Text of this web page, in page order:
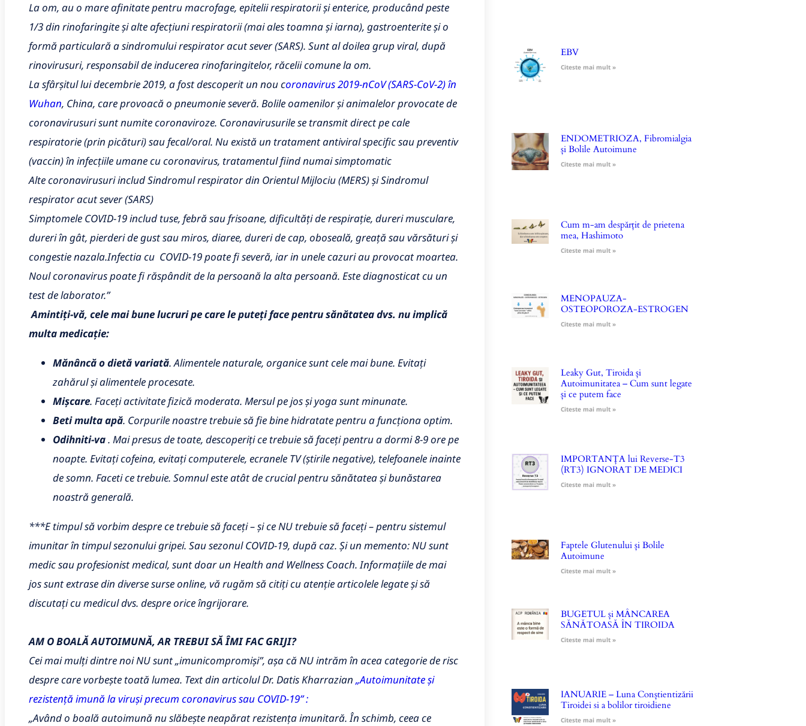
La om, au o mare afinitate pentru macrofage, epitelii respiratorii și enterice, producând peste
1/3 din rinofaringite și alte afecțiuni respiratorii (mai ales toamna și iarna), gastroenterite și o
formă particulară a sindromului respirator acut sever (SARS). Sunt al doilea grup viral, după
rinovirusuri, responsabil de inducerea rinofaringitelor, răcelii comune la om.
La sfârșitul lui decembrie 2019, a fost descoperit un nou coronavirus 2019-nCoV (SARS-CoV-2) în
Wuhan, China, care provoacă o pneumonie severă. Bolile oamenilor și animalelor provocate de
coronavirusuri sunt numite coronaviroze. Coronavirusurile se transmit direct pe cale
respiratorie (prin picături) sau fecal/oral. Nu există un tratament antiviral specific sau preventiv
(vaccin) în infecțiile umane cu coronavirus, tratamentul fiind numai simptomatic
Alte coronavirusuri includ Sindromul respirator din Orientul Mijlociu (MERS) și Sindromul
respirator acut sever (SARS)
Simptomele COVID-19 includ tuse, febră sau frisoane, dificultăți de respirație, dureri musculare,
dureri în gât, pierderi de gust sau miros, diaree, dureri de cap, oboseală, greață sau vărsături și
congestie nazala.Infectia cu COVID-19 poate fi severă, iar in unele cazuri au provocat moartea.
Noul coronavirus poate fi răspândit de la persoană la alta persoană. Este diagnosticat cu un
test de laborator.”
Amintiți-vă, cele mai bune lucruri pe care le puteți face pentru sănătatea dvs. nu implică
multa medicație:
Mănâncă o dietă variată. Alimentele naturale, organice sunt cele mai bune. Evitați
zahărul și alimentele procesate.
Mișcare. Faceți activitate fizică moderata. Mersul pe jos și yoga sunt minunate.
Beti multa apă. Corpurile noastre trebuie să fie bine hidratate pentru a funcționa optim.
Odihniti-va. Mai presus de toate, descoperiți ce trebuie să faceți pentru a dormi 8-9 ore pe
noapte. Evitați cofeina, evitați computerele, ecranele TV (știrile negative), telefoanele inainte
de somn. Faceti ce trebuie. Somnul este atât de crucial pentru sănătatea și bunăstarea
noastră generală.
***E timpul să vorbim despre ce trebuie să faceți – și ce NU trebuie să faceți – pentru sistemul
imunitar în timpul sezonului gripei. Sau sezonul COVID-19, după caz. Și un memento: NU sunt
medic sau profesionist medical, sunt doar un Health and Wellness Coach. Informațiile de mai
jos sunt extrase din diverse surse online, vă rugăm să citiți cu atenție articolele legate și să
discutați cu medicul dvs. despre orice îngrijorare.
AM O BOALĂ AUTOIMUNĂ, AR TREBUI SĂ ÎMI FAC GRIJI?
Cei mai mulți dintre noi NU sunt „imunicompromiși”, așa că NU intrăm în acea categorie de risc
despre care vorbește toată lumea. Text din articolul Dr. Datis Kharrazian „Autoimunitate și
rezistență imună la viruși precum coronavirus sau COVID-19” :
„Având o boală autoimună nu slăbește neapărat rezistența imunitară. În schimb, ceea ce
EBV
Citeste mai mult »
ENDOMETRIOZA, Fibromialgia
și Bolile Autoimune
Citeste mai mult »
Cum m-am despărțit de prietena
mea, Hashimoto
Citeste mai mult »
MENOPAUZA-
OSTEOPOROZA-ESTROGEN
Citeste mai mult »
Leaky Gut, Tiroida și
Autoimunitatea – Cum sunt legate
și ce putem face
Citeste mai mult »
IMPORTANȚA lui Reverse-T3
(RT3) IGNORAT DE MEDICI
Citeste mai mult »
Faptele Glutenului și Bolile
Autoimune
Citeste mai mult »
BUGETUL și MÂNCAREA
SĂNĂTOASĂ ÎN TIROIDA
Citeste mai mult »
IANUARIE – Luna Conștientizării
Tiroidei si a bolilor tiroidiene
Citeste mai mult »